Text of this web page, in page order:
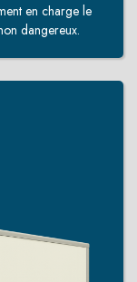
en charge le
dangereux.